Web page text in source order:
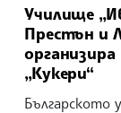
Училище
Престън и
организира
„Кукери“
Българското